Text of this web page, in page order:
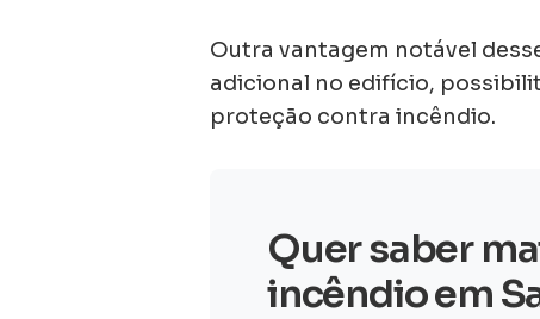
Outra vantagem notável
adicional no edifício,
proteção contra incêndio.
Quer saber
incêndio em